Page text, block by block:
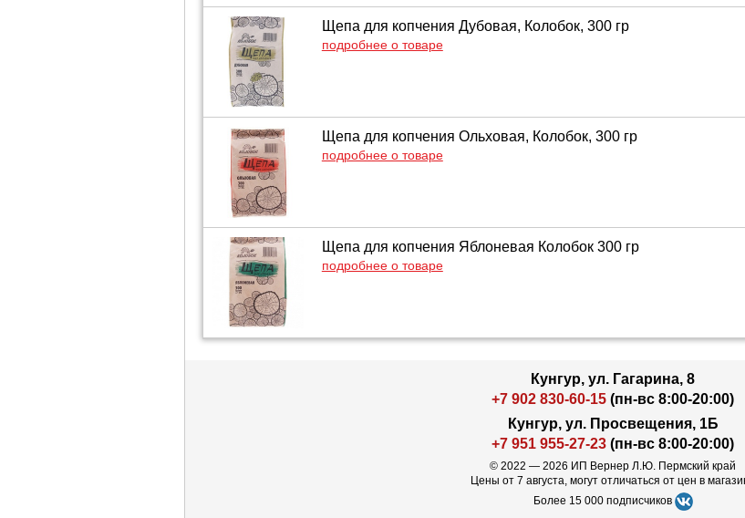
Щепа для копчения Дубовая, Колобок, 300 гр
подробнее о товаре
Щепа для копчения Ольховая, Колобок, 300 гр
подробнее о товаре
Щепа для копчения Яблоневая Колобок 300 гр
подробнее о товаре
Кунгур, ул. Гагарина, 8
+7 902 830-60-15 (пн-вс 8:00-20:00)
Кунгур, ул. Просвещения, 1Б
+7 951 955-27-23 (пн-вс 8:00-20:00)
© 2022 — 2026 ИП Вернер Л.Ю. Пермский край
Цены от 7 августа, могут отличаться от цен в
Более 15 000 подписчиков